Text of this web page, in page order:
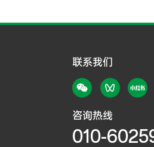
联系我们
咨询热线
010-